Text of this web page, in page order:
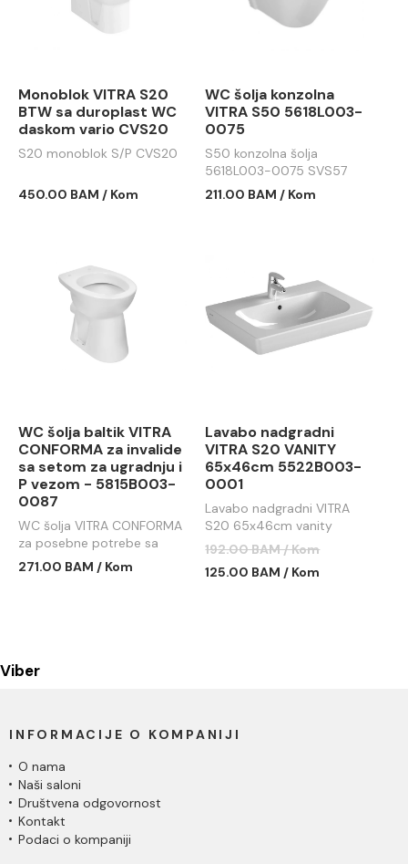
Monoblok VITRA S20
BTW sa duroplast WC
daskom vario CVS20
S20 monoblok S/P CVS20
450.00 BAM / Kom
WC šolja konzolna
VITRA S50 5618L003-
0075
S50 konzolna šolja
5618L003-0075 SVS57
211.00 BAM / Kom
WC šolja baltik VITRA
CONFORMA za invalide
sa setom za ugradnju i
P vezom - 5815B003-
0087
WC šolja VITRA CONFORMA
za posebne potrebe sa
setom za ugradnju i P
vezom - 5815B003-0087
271.00 BAM / Kom
Lavabo nadgradni
VITRA S20 VANITY
65x46cm 5522B003-
0001
Lavabo nadgradni VITRA
S20 65x46cm vanity
192.00 BAM / Kom
125.00 BAM / Kom
Viber
INFORMACIJE O KOMPANIJI
O nama
Naši saloni
Društvena odgovornost
Kontakt
Podaci o kompaniji